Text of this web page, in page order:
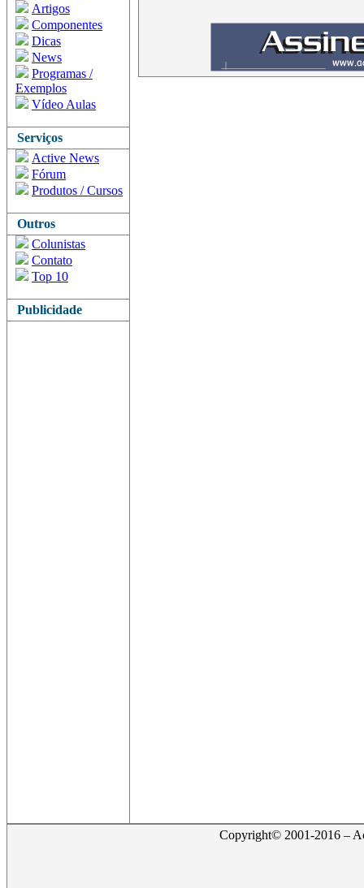
Artigos
Componentes
Dicas
News
Programas /
Exemplos
Vídeo Aulas
Serviços
Active News
Fórum
Produtos / Cursos
Outros
Colunistas
Contato
Top 10
Publicidade
Copyright© 2001-2016 –